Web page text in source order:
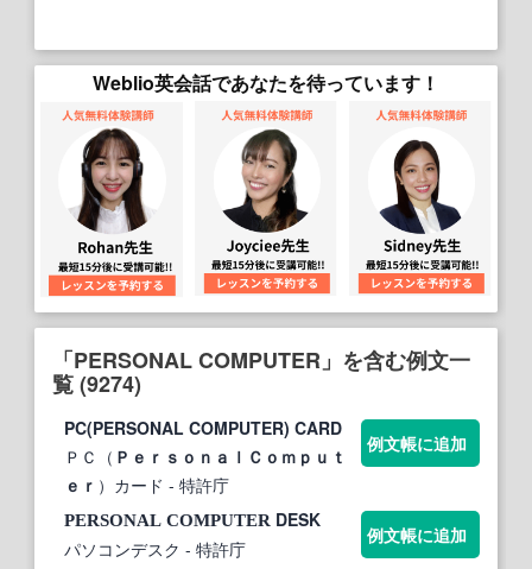
Weblio英会話であなたを待っています！
「PERSONAL COMPUTER」を含む例文一
覧 (9274)
PC(PERSONAL COMPUTER) CARD
ＰＣ（ ＰｅｒｓｏｎａｌＣｏｍｐｕｔ
ｅｒ ）カード - 特許庁
例文帳に追加
PERSONAL COMPUTER DESK
パソコンデスク - 特許庁
例文帳に追加